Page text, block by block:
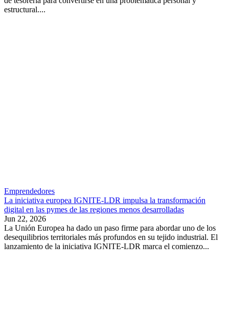
estructural....
Emprendedores
La iniciativa europea IGNITE-LDR impulsa la transformación
digital en las pymes de las regiones menos desarrolladas
Jun 22, 2026
La Unión Europea ha dado un paso firme para abordar uno de los
desequilibrios territoriales más profundos en su tejido industrial. El
lanzamiento de la iniciativa IGNITE-LDR marca el comienzo...